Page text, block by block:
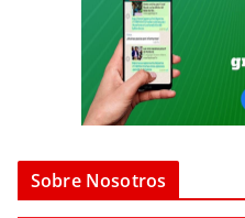
Sobre Nosotros